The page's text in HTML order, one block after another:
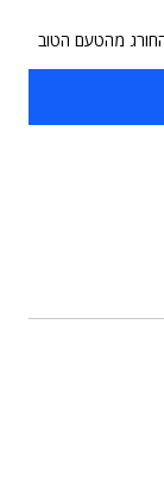
החורג מהטעם הטוב